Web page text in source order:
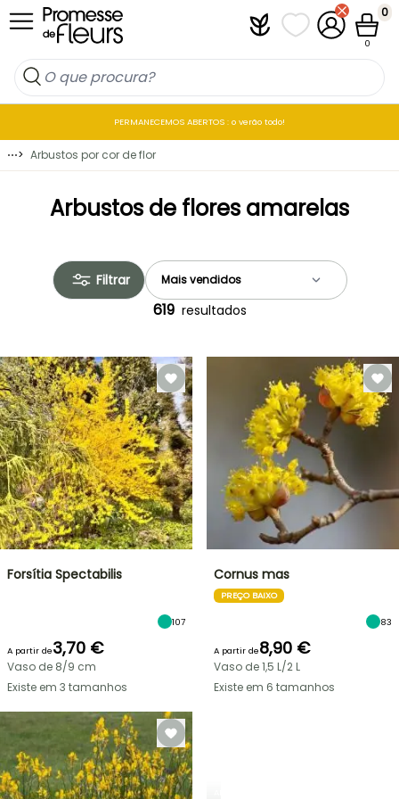
Ir para o Conteúdo PlantfitAs minhas listas
A minha
0
0
PERMANECEMOS ABERTOS : o verão todo!
⋯> Arbustos por cor de flor
Arbustos de flores amarelas
Filtrar
619 resultados
Forsítia Spectabilis
107
A partir de3,70 €
Vaso de 8/9 cm
Existe em 3 tamanhos
Cornus mas
PREÇO BAIXO
83
A partir de8,90 €
Vaso de 1,5 L/2 L
Existe em 6 tamanhos